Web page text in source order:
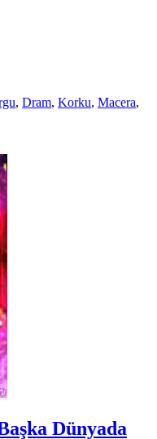
, Dram, Korku, Macera,
Dünyada